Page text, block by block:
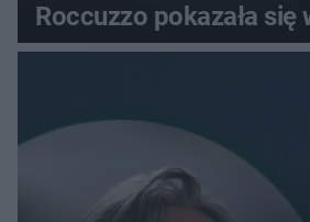
Roccuzzo pokazała